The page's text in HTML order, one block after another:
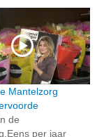
Mantelzorg
de
per jaar